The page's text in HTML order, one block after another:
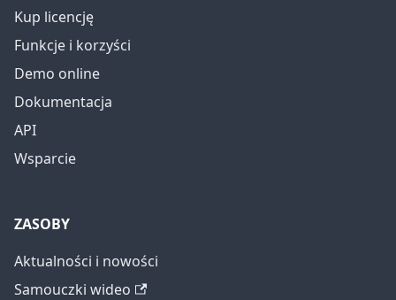
Kup licencję
Funkcje i korzyści
Demo online
Dokumentacja
API
Wsparcie
ZASOBY
Aktualności i nowości
Samouczki wideo